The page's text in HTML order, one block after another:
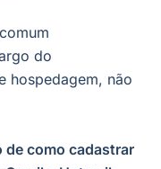
do
hospedagem, não
de como cadastrar